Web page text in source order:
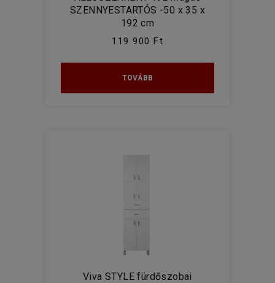
SZENNYESTARTÓS -50 x 35 x
192 cm
119 900 Ft
TOVÁBB
Viva STYLE fürdőszobai